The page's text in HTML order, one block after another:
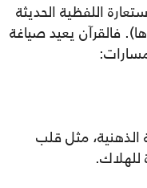
اللفظية الحديثة
فالقرآن يعيد صياغة
الذهنية، مثل قلب
للهلاك.